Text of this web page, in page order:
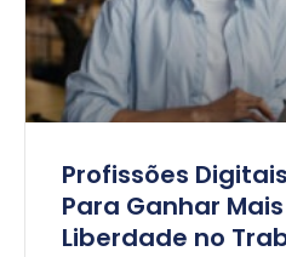
Profissões
Para Ganhar
Liberdade no